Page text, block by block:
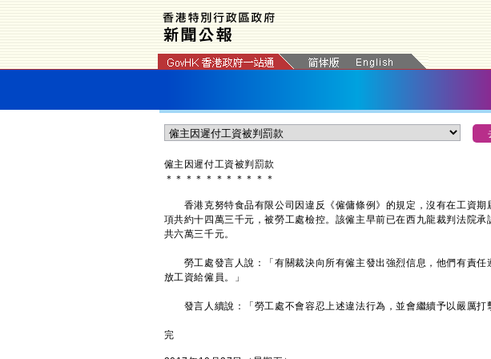
僱主因遲付工資被判罰款
＊ ＊ ＊ ＊ ＊ ＊ ＊ ＊ ＊ ＊ ＊
香港克努特食品有限公司因違反《僱傭條例》的規定，沒有在工資期
項共約十四萬三千元，被勞工處檢控。該僱主早前已在西九龍裁判法院
共六萬三千元。
勞工處發言人說：「有關裁決向所有僱主發出強烈信息，他們有責任
放工資給僱員。」
發言人續說：「勞工處不會容忍上述違法行為，並會繼續予以嚴厲打
完